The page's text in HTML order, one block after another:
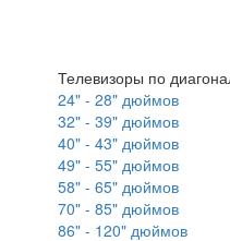
Телевизоры по
24" - 28" дюймов
32" - 39" дюймов
40" - 43" дюймов
49" - 55" дюймов
58" - 65" дюймов
70" - 85" дюймов
86" - 120" дюймов